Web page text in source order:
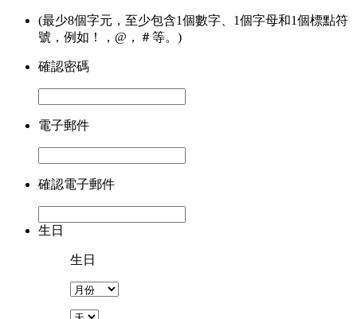
(最少8個字元，至少包含1個數字、1個字母和1個標點符
號，例如！，@，＃等。)
確認密碼
電子郵件
確認電子郵件
生日
生日